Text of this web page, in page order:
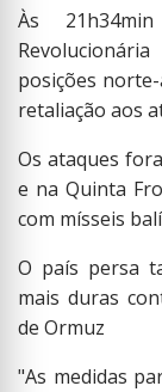
Às
posições
retaliação aos
Os ataques
e na Quinta
com mísseis
O país persa
mais duras
de Ormuz
"As medidas